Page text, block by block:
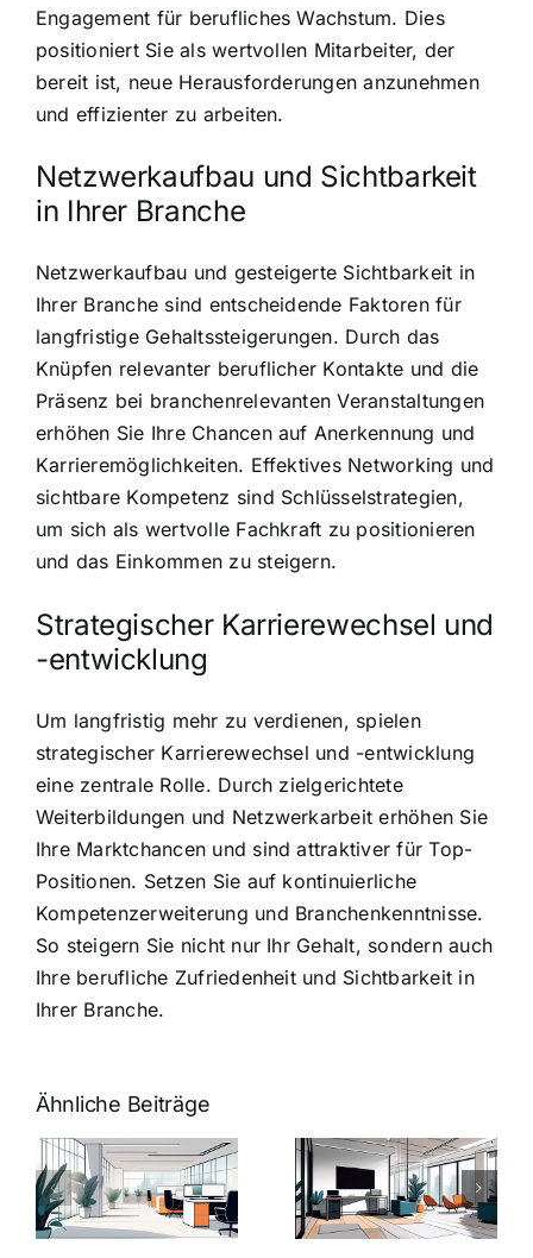
Engagement für berufliches Wachstum. Dies
positioniert Sie als wertvollen Mitarbeiter, der
bereit ist, neue Herausforderungen anzunehmen
und effizienter zu arbeiten.
Netzwerkaufbau und Sichtbarkeit
in Ihrer Branche
Netzwerkaufbau und gesteigerte Sichtbarkeit in
Ihrer Branche sind entscheidende Faktoren für
langfristige Gehaltssteigerungen. Durch das
Knüpfen relevanter beruflicher Kontakte und die
Präsenz bei branchenrelevanten Veranstaltungen
erhöhen Sie Ihre Chancen auf Anerkennung und
Karrieremöglichkeiten. Effektives Networking und
sichtbare Kompetenz sind Schlüsselstrategien,
um sich als wertvolle Fachkraft zu positionieren
und das Einkommen zu steigern.
Strategischer Karrierewechsel und
-entwicklung
Um langfristig mehr zu verdienen, spielen
strategischer Karrierewechsel und -entwicklung
eine zentrale Rolle. Durch zielgerichtete
Weiterbildungen und Netzwerkarbeit erhöhen Sie
Ihre Marktchancen und sind attraktiver für Top-
Positionen. Setzen Sie auf kontinuierliche
Kompetenzerweiterung und Branchenkenntnisse.
So steigern Sie nicht nur Ihr Gehalt, sondern auch
Ihre berufliche Zufriedenheit und Sichtbarkeit in
Ihrer Branche.
Ähnliche Beiträge
Arbeitgeber-
Zusatzleistungen:
5
inspirierende
Warum
bei
Arbeitgebern